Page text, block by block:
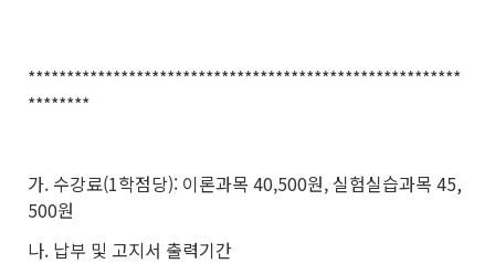
********************************************************
********
가. 수강료(1학점당): 이론과목 40,500원, 실험실습과목 45,
500원
나. 납부 및 고지서 출력기간